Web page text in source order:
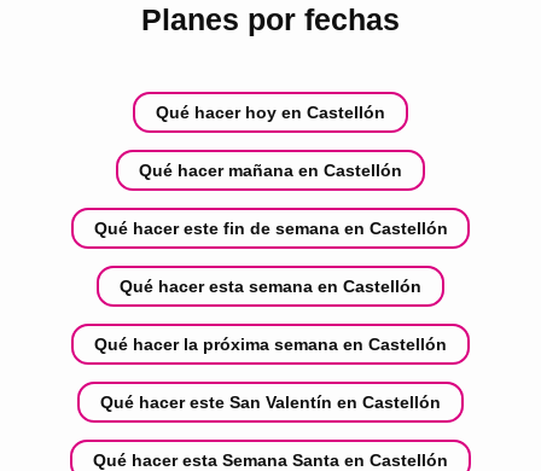
Planes por fechas
Qué hacer hoy en Castellón
Qué hacer mañana en Castellón
Qué hacer este fin de semana en Castellón
Qué hacer esta semana en Castellón
Qué hacer la próxima semana en Castellón
Qué hacer este San Valentín en Castellón
Qué hacer esta Semana Santa en Castellón